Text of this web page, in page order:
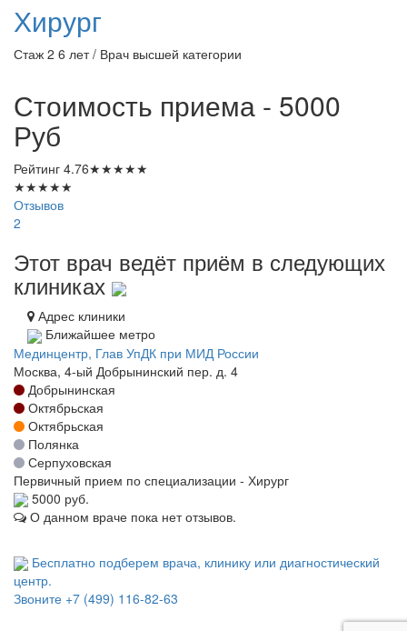
Хирург
Стаж 2 6 лет / Врач высшей категории
Стоимость приема - 5000
Руб
Рейтинг 4.76★★★★★
★★★★★
Отзывов
2
Этот врач ведёт приём в следующих
клиниках
Адрес клиники
Ближайшее метро
Мединцентр, Глав УпДК при МИД России
Москва, 4-ый Добрынинский пер. д. 4
Добрынинская
Октябрьская
Октябрьская
Полянка
Серпуховская
Первичный прием по специализации - Хирург
5000 руб.
О данном враче пока нет отзывов.
Бесплатно подберем врача, клинику или диагностический
центр.
Звоните +7 (499) 116-82-63